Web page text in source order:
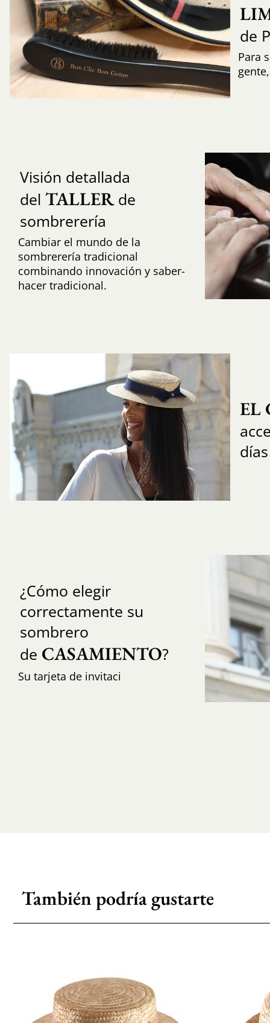
de
Para
Visión detallada
del TALLERde
sombrerería
Cambiar el mundo de la
sombrerería tradicional
combinando innovación y saber-
hacer tradicional.
EL
¿Cómo elegir
correctamente su
sombrero
de CASAMIENTO?
Su tarjeta de invitaci
También podría gustarte